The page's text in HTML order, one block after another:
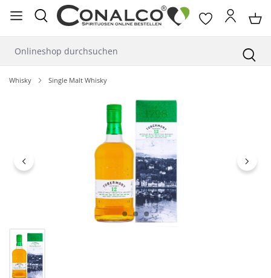
springen
Whisky Single Malt Whisky